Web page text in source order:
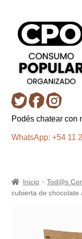
navegación
contenido
Inicio
Carro
Fondo AC
Podés chatear con
WhatsApp: +54 11
Inicio Tod@s
cubierta de chocolate